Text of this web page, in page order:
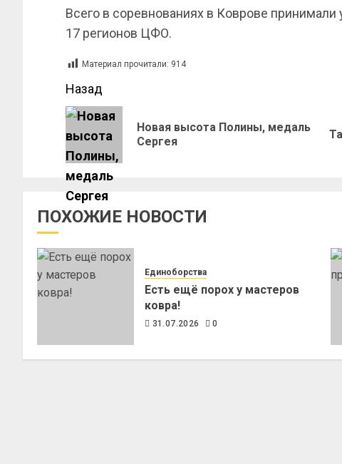
Всего в соревнованиях в Коврове принимали
17 регионов ЦФО.
Материал прочитали: 914
Назад
Новая высота Полины, медаль
Сергея
ПОХОЖИЕ НОВОСТИ
Единоборства
Есть ещё порох у мастеров
ковра!
31.07.2026 0